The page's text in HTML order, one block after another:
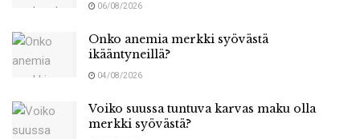
06/08/2026
Onko anemia merkki syövästä
ikääntyneillä?
04/08/2026
Voiko suussa tuntuva karvas maku olla
merkki syövästä?